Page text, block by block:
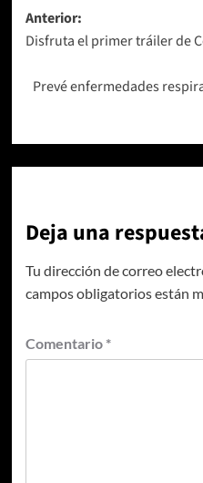
Navegación
de
entradas
Anterior:
Disfruta el primer tráiler de
Prevé enfermedades
Deja una
Tu dirección de correo
campos obligatorios están
Comentario *